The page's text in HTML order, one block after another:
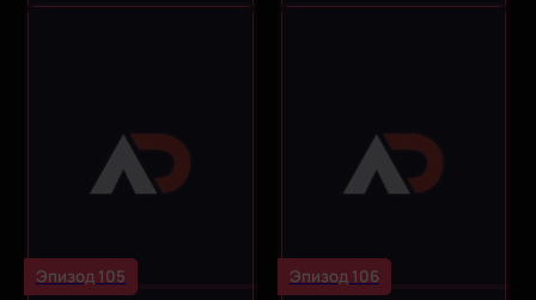
Эпизод 105 Эпизод 106